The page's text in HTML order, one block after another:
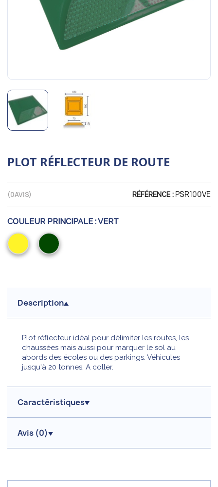
PLOT RÉFLECTEUR DE ROUTE
(0AVIS) RÉFÉRENCE : PSR100VE
COULEUR PRINCIPALE :VERT
Jaune
Vert
Description
Plot réflecteur idéal pour délimiter les routes, les
chaussées mais aussi pour marquer le sol au
abords des écoles ou des parkings. Véhicules
jusqu'à 20 tonnes. A coller.
Caractéristiques
Avis (0)